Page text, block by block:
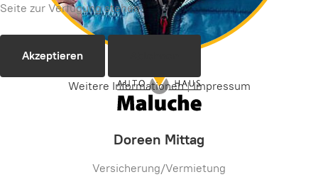
Doreen Mittag
Versicherung/Vermietung
Seite zur Verfügung stehen.
Akzeptieren
Weitere Informationen|Impressum